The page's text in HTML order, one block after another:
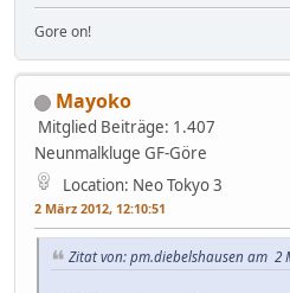
Gore on!
Mayoko
Mitglied Beiträge: 1.407
Neunmalkluge GF-Göre
Location: Neo Tokyo 3
2 März 2012, 12:10:51
Zitat von: pm.diebelshausen am 2